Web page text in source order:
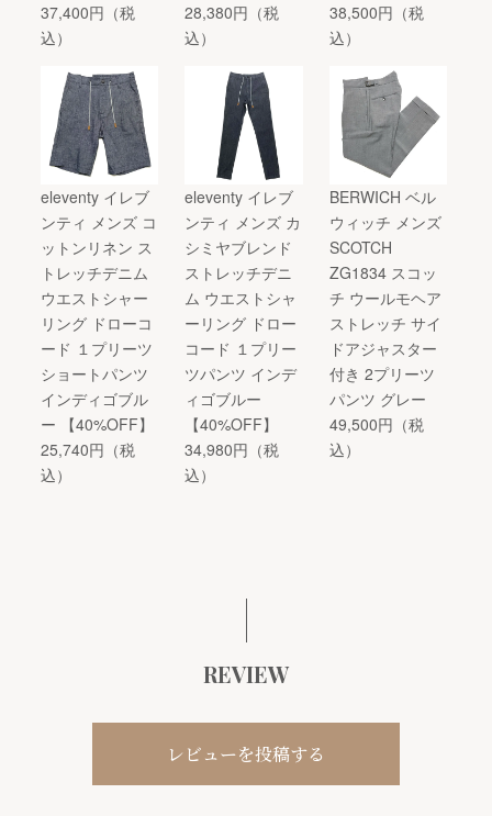
37,400円（税
込）
28,380円（税
込）
38,500円（税
込）
eleventy イレブ
ンティ メンズ コ
ットンリネン ス
トレッチデニム
ウエストシャー
リング ドローコ
ード １プリーツ
ショートパンツ
インディゴブル
ー 【40%OFF】
25,740円（税
込）
eleventy イレブ
ンティ メンズ カ
シミヤブレンド
ストレッチデニ
ム ウエストシャ
ーリング ドロー
コード １プリー
ツパンツ インデ
ィゴブルー
【40%OFF】
34,980円（税
込）
BERWICH ベル
ウィッチ メンズ
SCOTCH
ZG1834 スコッ
チ ウールモヘア
ストレッチ サイ
ドアジャスター
付き 2プリーツ
パンツ グレー
49,500円（税
込）
REVIEW
レビューを投稿する